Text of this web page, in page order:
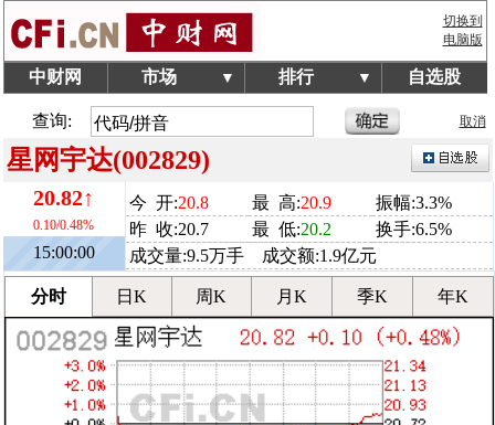
切换到
电脑版
中财网 市场 ▼ 排行 ▼ 自选股
查询: 取消
星网宇达(002829)
20.82↑
0.10/0.48%
15:00:00
今 开:20.8 最 高:20.9
振幅:3.3%
昨 收:20.7
最 低:20.2
换手:6.5%
成交量:9.5万手 成交额:1.9亿元
分时 日K 周K 月K 季K 年K